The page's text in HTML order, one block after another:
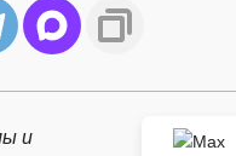
и